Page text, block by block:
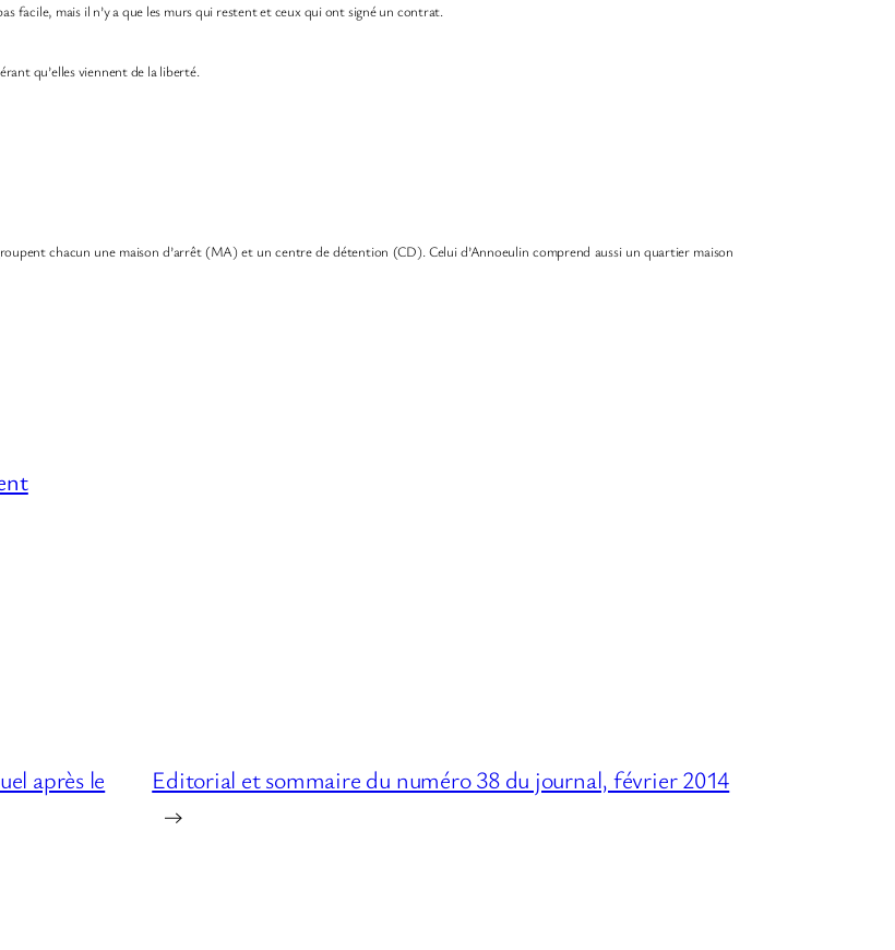
facile, mais il n’y a que les murs qui restent et ceux qui ont signé un contrat.
qu’elles viennent de la liberté.
chacun une maison d’arrêt (MA) et un centre de détention (CD). Celui d’Annoeulin comprend aussi un quartier maison
après le
Editorial et sommaire du numéro 38 du journal, février 2014
→